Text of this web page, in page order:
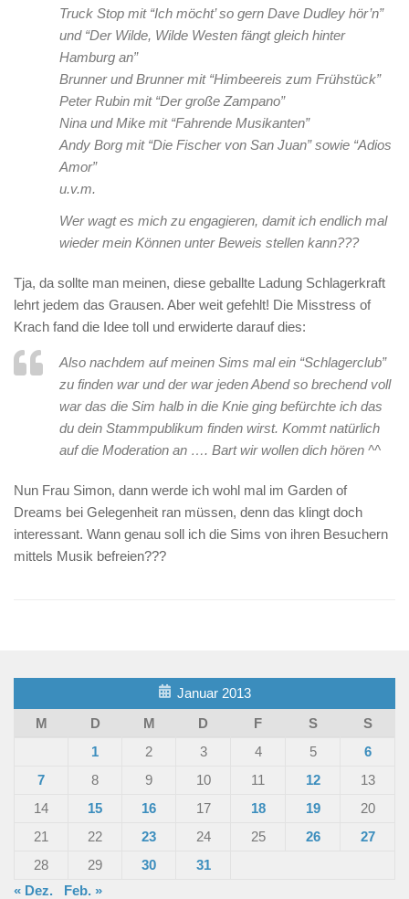
Truck Stop mit “Ich möcht’ so gern Dave Dudley hör’n”
und “Der Wilde, Wilde Westen fängt gleich hinter
Hamburg an”
Brunner und Brunner mit “Himbeereis zum Frühstück”
Peter Rubin mit “Der große Zampano”
Nina und Mike mit “Fahrende Musikanten”
Andy Borg mit “Die Fischer von San Juan” sowie “Adios
Amor”
u.v.m.
Wer wagt es mich zu engagieren, damit ich endlich mal
wieder mein Können unter Beweis stellen kann???
Tja, da sollte man meinen, diese geballte Ladung Schlagerkraft
lehrt jedem das Grausen. Aber weit gefehlt! Die Misstress of
Krach fand die Idee toll und erwiderte darauf dies:
Also nachdem auf meinen Sims mal ein “Schlagerclub”
zu finden war und der war jeden Abend so brechend voll
war das die Sim halb in die Knie ging befürchte ich das
du dein Stammpublikum finden wirst. Kommt natürlich
auf die Moderation an …. Bart wir wollen dich hören ^^
Nun Frau Simon, dann werde ich wohl mal im Garden of
Dreams bei Gelegenheit ran müssen, denn das klingt doch
interessant. Wann genau soll ich die Sims von ihren Besuchern
mittels Musik befreien???
Januar 2013
M
D M D F S
S
1
2 3 4 5
6
7
8 9 10 11 12
13
14
15 16 17 18 19
20
21
22 23 24 25 26
27
28
29 30
31
« Dez.
Feb. »